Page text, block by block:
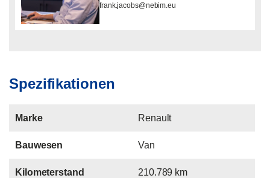
frank.jacobs@nebim.eu
Spezifikationen
Marke Renault
Bauwesen Van
Kilometerstand 210.789 km